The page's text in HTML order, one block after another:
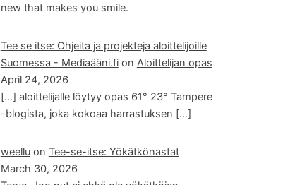
new that makes you smile.
Tee se itse: Ohjeita ja projekteja aloittelijoille
Suomessa - Mediaääni.fion Aloittelijan opas
April 24, 2026
[…] aloittelijalle löytyy opas 61° 23° Tampere
-blogista, joka kokoaa harrastuksen […]
weelluon Tee-se-itse: Yökätkönastat
March 30, 2026